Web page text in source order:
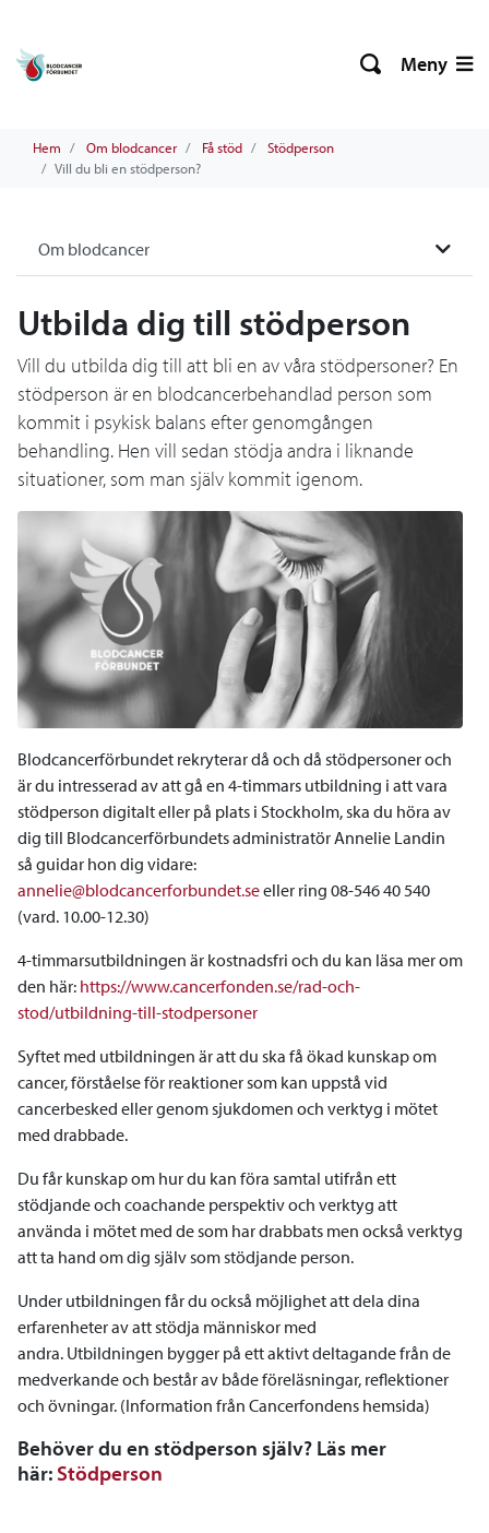
Meny
Hem Om blodcancer Få stöd
Stödperson
Vill du bli en stödperson?
Om blodcancer
Utbilda dig till stödperson
Vill du utbilda dig till att bli en av våra stödpersoner? En
stödperson är en blodcancerbehandlad person som
kommit i psykisk balans efter genomgången
behandling. Hen vill sedan stödja andra i liknande
situationer, som man själv kommit igenom.
Blodcancerförbundet rekryterar då och då stödpersoner och
är du intresserad av att gå en 4-timmars utbildning i att vara
stödperson digitalt eller på plats i Stockholm, ska du höra av
dig till Blodcancerförbundets administratör Annelie Landin
så guidar hon dig vidare:
annelie@blodcancerforbundet.seeller ring 08-546 40 540
(vard. 10.00-12.30)
4-timmarsutbildningen är kostnadsfri och du kan läsa mer om
den här: https://www.cancerfonden.se/rad-och-
stod/utbildning-till-stodpersoner
Syftet med utbildningen är att du ska få ökad kunskap om
cancer, förståelse för reaktioner som kan uppstå vid
cancerbesked eller genom sjukdomen och verktyg i mötet
med drabbade.
Du får kunskap om hur du kan föra samtal utifrån ett
stödjande och coachande perspektiv och verktyg att
använda i mötet med de som har drabbats men också verktyg
att ta hand om dig själv som stödjande person.
Under utbildningen får du också möjlighet att dela dina
erfarenheter av att stödja människor med
andra. Utbildningen bygger på ett aktivt deltagande från de
medverkande och består av både föreläsningar, reflektioner
och övningar. (Information från Cancerfondens hemsida)
Behöver du en stödperson själv? Läs mer
här: Stödperson